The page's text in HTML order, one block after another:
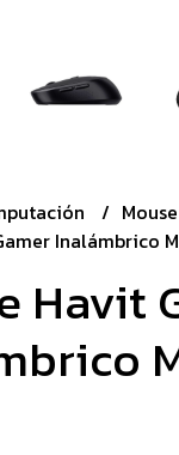
Inalámbrico
Havit